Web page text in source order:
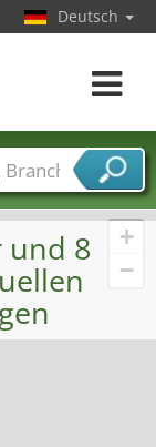
+
−
und 8
Deutsch
Toggle
Branchen